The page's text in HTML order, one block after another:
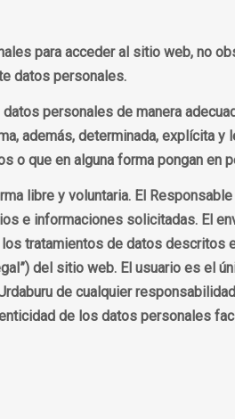
para acceder al sitio web, no
datos personales.
personales de manera
además, determinada, explícita
o que en alguna forma pongan
libre y voluntaria. El
e informaciones solicitadas. El
tratamientos de datos
del sitio web. El usuario es el
de cualquier
de los datos personales